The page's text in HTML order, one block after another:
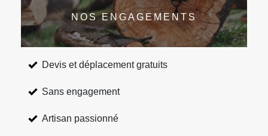
NOS ENGAGEMENTS
Devis et déplacement gratuits
Sans engagement
Artisan passionné